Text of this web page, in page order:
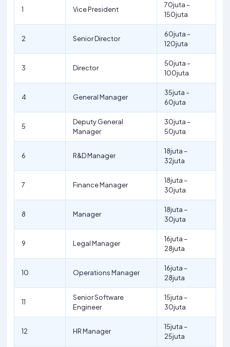
1 Vice President
70juta –
150juta
2 Senior Director
60juta –
120juta
3 Director
50juta –
100juta
4 General Manager
35juta –
60juta
5
Deputy General
Manager
30juta –
50juta
6 R&D Manager
18juta –
32juta
7 Finance Manager
18juta –
30juta
8 Manager
18juta –
30juta
9 Legal Manager
16juta –
28juta
10 Operations Manager
16juta –
28juta
11
Senior Software
Engineer
15juta –
30juta
12 HR Manager
15juta –
25juta